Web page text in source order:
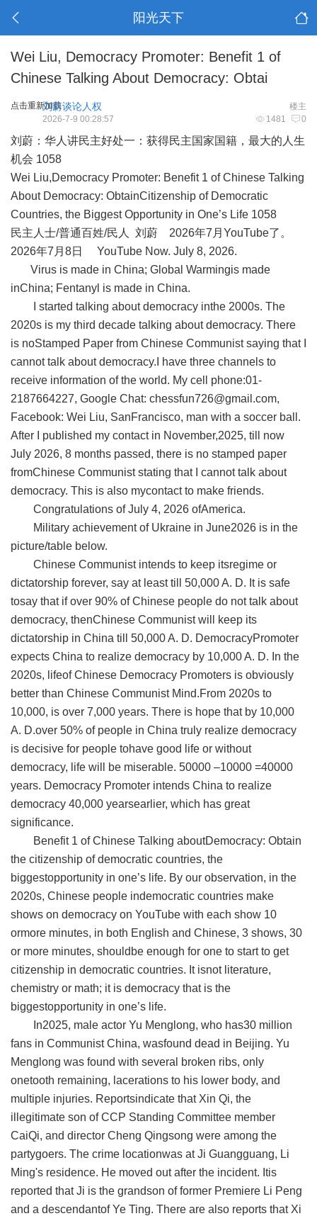
阳光天下
Wei Liu, Democracy Promoter: Benefit 1 of
Chinese Talking About Democracy: Obtai
点击重新加载 楼主
刘蔚谈论人权
1481 0
2026-7-9 00:28:57
刘蔚：华人讲民主好处一：获得民主国家国籍，最大的人生
机会 1058
Wei Liu,Democracy Promoter: Benefit 1 of Chinese Talking
About Democracy: ObtainCitizenship of Democratic
Countries, the Biggest Opportunity in One’s Life 1058
民主人士/普通百姓/民人 刘蔚 2026年7 月 YouTube了。
2026年7 月 8日
YouTube Now. July 8, 2026.
Virus is made in China; Global Warmingis made
inChina; Fentanyl is made in China.
I started talking about democracy inthe 2000s. The
2020s is my third decade talking about democracy. There
is noStamped Paper from Chinese Communist saying that I
cannot talk about democracy.I have three channels to
receive information of the world. My cell phone:01-
2187664227, Google Chat: chessfun726@gmail.com,
Facebook: Wei Liu, SanFrancisco, man with a soccer ball.
After I published my contact in November,2025, till now
July 2026, 8 months passed, there is no stamped paper
fromChinese Communist stating that I cannot talk about
democracy. This is also mycontact to make friends.
Congratulations of July 4, 2026 ofAmerica.
Military achievement of Ukraine in June2026 is in the
picture/table below.
Chinese Communist intends to keep itsregime or
dictatorship forever, say at least till 50,000 A. D. It is safe
tosay that if over 90% of Chinese people do not talk about
democracy, thenChinese Communist will keep its
dictatorship in China till 50,000 A. D. DemocracyPromoter
expects China to realize democracy by 10,000 A. D. In the
2020s, lifeof Chinese Democracy Promoters is obviously
better than Chinese Communist Mind.From 2020s to
10,000, is over 7,000 years. There is hope that by 10,000
A. D.over 50% of people in China truly realize democracy
is decisive for people tohave good life or without
democracy, life will be miserable. 50000 –10000 =40000
years. Democracy Promoter intends China to realize
democracy 40,000 yearsearlier, which has great
significance.
Benefit 1 of Chinese Talking aboutDemocracy: Obtain
the citizenship of democratic countries, the
biggestopportunity in one’s life. By our observation, in the
2020s, Chinese people indemocratic countries make
shows on democracy on YouTube with each show 10
ormore minutes, in both English and Chinese, 3 shows, 30
or more minutes, shouldbe enough for one to start to get
citizenship in democratic countries. It isnot literature,
chemistry or math; it is democracy that is the
biggestopportunity in one’s life.
In2025, male actor Yu Menglong, who has30 million
fans in Communist China, wasfound dead in Beijing. Yu
Menglong was found with several broken ribs, only
onetooth remaining, lacerations to his lower body, and
multiple injuries. Reportsindicate that Xin Qi, the
illegitimate son of CCP Standing Committee member
CaiQi, and director Cheng Qingsong were among the
partygoers. The crime locationwas at Ji Guangguang, Li
Ming's residence. He moved out after the incident. Itis
reported that Ji is the grandson of former Premiere Li Peng
and a descendantof Ye Ting. There are also reports that Xi